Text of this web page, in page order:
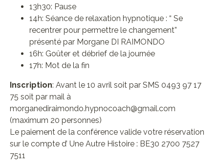
13h30: Pause
14h: Séance de relaxation hypnotique : “ Se
recentrer pour permettre le changement”
présenté par Morgane DI RAIMONDO
16h: Goûter et débrief de la journée
17h: Mot de la fin
Inscription: Avant le 10 avril soit par SMS 0493 97 17
75 soit par mail à
morganediraimondo.hypnocoach@gmail.com
(maximum 20 personnes)
Le paiement de la conférence valide votre réservation
sur le compte d’ Une Autre Histoire : BE30 2700 7527
7511